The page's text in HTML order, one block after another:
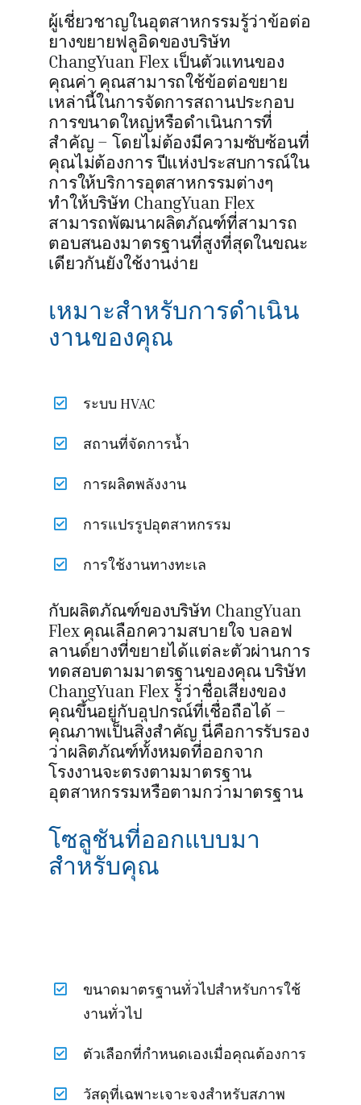
ผู้เชี่ยวชาญในอุตสาหกรรมรู้ว่าข้อต่อ
ยางขยายฟลูอิดของบริษัท
ChangYuan Flex เป็นตัวแทนของ
คุณค่า คุณสามารถใช้ข้อต่อขยาย
เหล่านี้ในการจัดการสถานประกอบ
การขนาดใหญ่หรือดำเนินการที่
สำคัญ – โดยไม่ต้องมีความซับซ้อนที่
คุณไม่ต้องการ ปีแห่งประสบการณ์ใน
การให้บริการอุตสาหกรรมต่างๆ
ทำให้บริษัท ChangYuan Flex
สามารถพัฒนาผลิตภัณฑ์ที่สามารถ
ตอบสนองมาตรฐานที่สูงที่สุดในขณะ
เดียวกันยังใช้งานง่าย
เหมาะสำหรับการดำเนิน
งานของคุณ
ระบบ HVAC
สถานที่จัดการน้ำ
การผลิตพลังงาน
การแปรรูปอุตสาหกรรม
การใช้งานทางทะเล
กับผลิตภัณฑ์ของบริษัท ChangYuan
Flex คุณเลือกความสบายใจ บลอฟ
ลานด์ยางที่ขยายได้แต่ละตัวผ่านการ
ทดสอบตามมาตรฐานของคุณ บริษัท
ChangYuan Flex รู้ว่าชื่อเสียงของ
คุณขึ้นอยู่กับอุปกรณ์ที่เชื่อถือได้ –
คุณภาพเป็นสิ่งสำคัญ นี่คือการรับรอง
ว่าผลิตภัณฑ์ทั้งหมดที่ออกจาก
โรงงานจะตรงตามมาตรฐาน
อุตสาหกรรมหรือตามกว่ามาตรฐาน
โซลูชันที่ออกแบบมา
สำหรับคุณ
ขนาดมาตรฐานทั่วไปสำหรับการใช้
งานทั่วไป
ตัวเลือกที่กำหนดเองเมื่อคุณต้องการ
วัสดุที่เฉพาะเจาะจงสำหรับสภาพ